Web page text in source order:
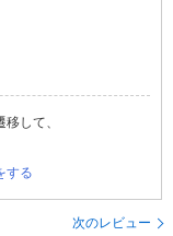
して、
する
次のレビュー